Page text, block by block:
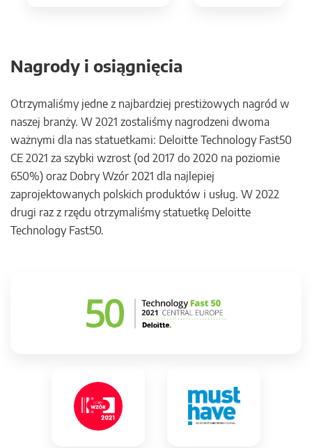
Nagrody i osiągnięcia
Otrzymaliśmy jedne z najbardziej prestiżowych nagród w
naszej branży. W 2021 zostaliśmy nagrodzeni dwoma
ważnymi dla nas statuetkami: Deloitte Technology Fast50
CE 2021 za szybki wzrost (od 2017 do 2020 na poziomie
650%) oraz Dobry Wzór 2021 dla najlepiej
zaprojektowanych polskich produktów i usług. W 2022
drugi raz z rzędu otrzymaliśmy statuetkę Deloitte
Technology Fast50.